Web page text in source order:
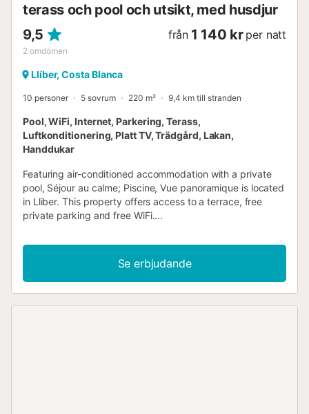
terass och pool och utsikt, med husdjur
9,5
2 omdömen
från 1 140 kr per natt
Llíber, Costa Blanca
10 personer 5 sovrum 220 m² 9,4 km till stranden
Pool, WiFi, Internet, Parkering, Terass,
Luftkonditionering, Platt TV, Trädgård, Lakan,
Handdukar
Featuring air-conditioned accommodation with a private
pool, Séjour au calme; Piscine, Vue panoramique is located
in Lliber. This property offers access to a terrace, free
private parking and free WiFi....
Se erbjudande